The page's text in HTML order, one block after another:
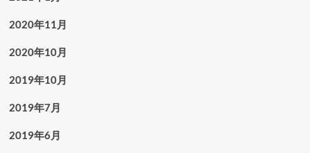
2020年11月
2020年10月
2019年10月
2019年7月
2019年6月